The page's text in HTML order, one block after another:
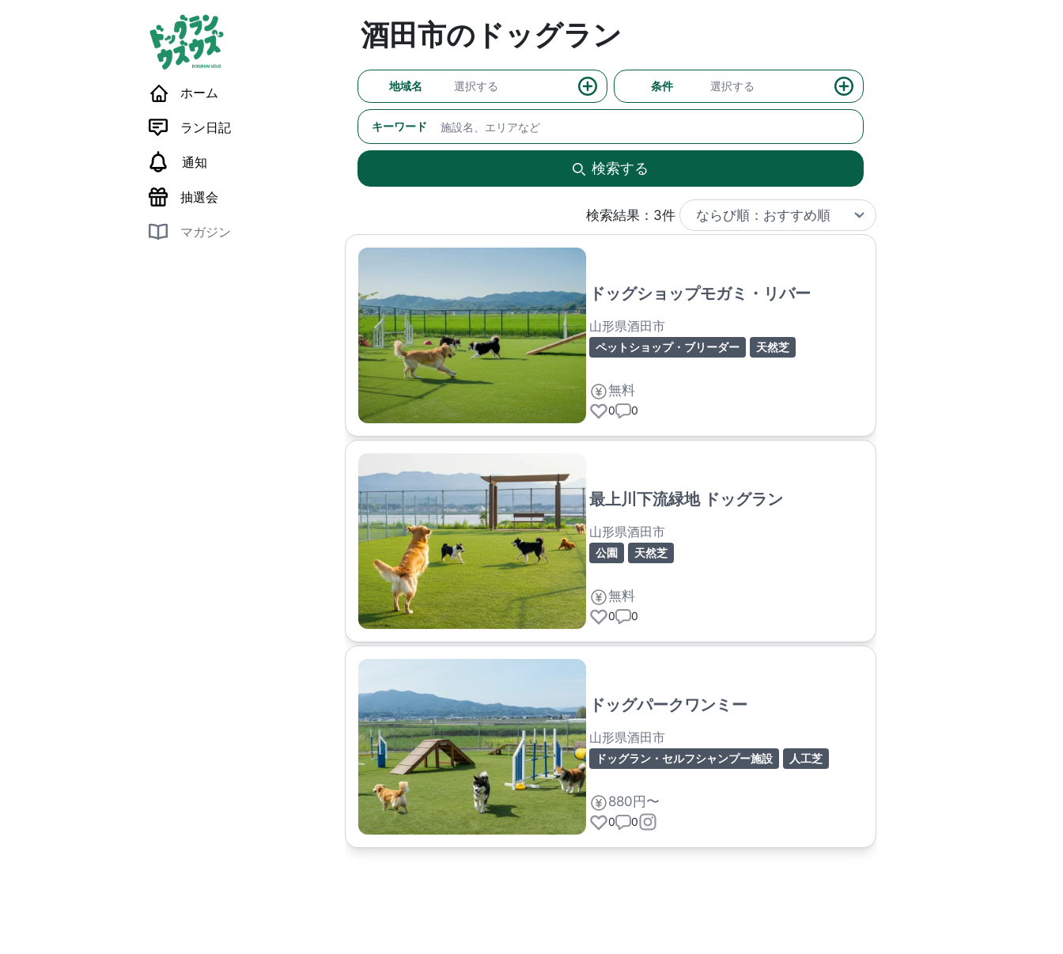
ホーム
ラン日記
通知
抽選会
マガジン
酒田市のドッグラン
地域名 選択する 条件 選択する
キーワード
検索する
検索結果：3件
ドッグショップモガミ・リバー
山形県酒田市
ペットショップ・ブリーダー 天然芝
無料
0 0
最上川下流緑地 ドッグラン
山形県酒田市
公園 天然芝
無料
0 0
ドッグパークワンミー
山形県酒田市
ドッグラン・セルフシャンプー施設 人工芝
880円〜
0 0